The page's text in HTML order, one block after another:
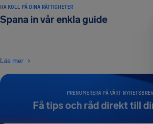
PRENUMERERA PÅ VÅRT NYHETSBREV
Få tips och råd direkt till
HA KOLL PÅ DINA RÄTTIGHETER
Spana in vår enkla guide
Läs mer